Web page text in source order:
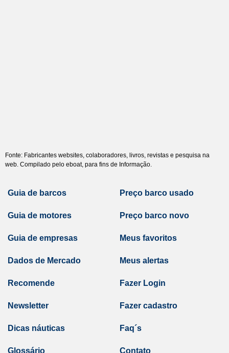
Fonte: Fabricantes websites, colaboradores, livros, revistas e pesquisa na
web. Compilado pelo eboat, para fins de Informação.
Guia de barcos
Guia de motores
Guia de empresas
Dados de Mercado
Preço barco usado
Preço barco novo
Meus favoritos
Meus alertas
Recomende
Newsletter
Dicas náuticas
Glossário
Fazer Login
Fazer cadastro
Faq´s
Contato